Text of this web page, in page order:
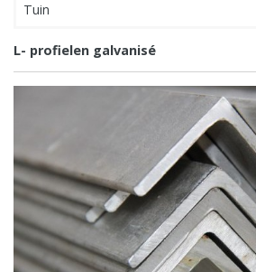
Tuin
L- profielen galvanisé